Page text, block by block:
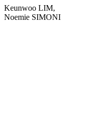
Keunwoo LIM,
Noemie SIMONI